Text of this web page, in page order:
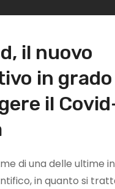
il nuovo
in
il
di una delle ultime
in quanto si